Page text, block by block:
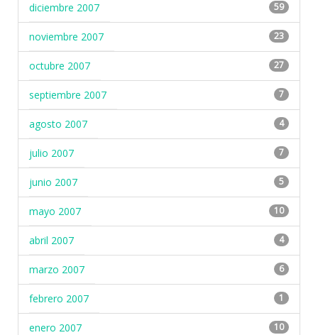
diciembre 2007 59
noviembre 2007 23
octubre 2007 27
septiembre 2007 7
agosto 2007 4
julio 2007 7
junio 2007 5
mayo 2007 10
abril 2007 4
marzo 2007 6
febrero 2007 1
enero 2007 10